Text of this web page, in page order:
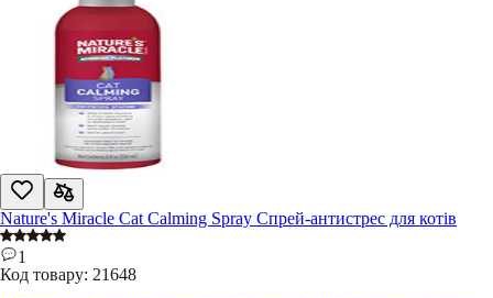
Nature's Miracle Cat Calming Spray Спрей-антистрес для котів
1
Код товару: 21648